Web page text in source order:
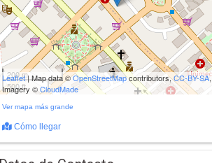
200 m
500 ft
Leaflet| Map data ©OpenStreetMapcontributors,CC-BY-SA,
Imagery ©CloudMade
Ver mapa más grande
Cómo llegar